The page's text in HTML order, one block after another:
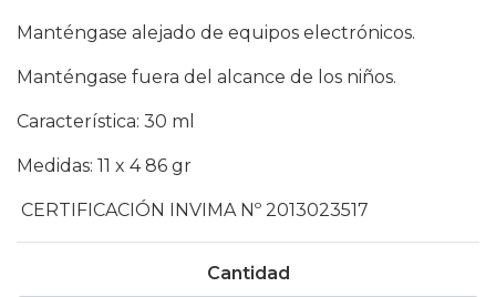
Manténgase alejado de equipos electrónicos.
Manténgase fuera del alcance de los niños.
Característica: 30 ml
Medidas: 11 x 4 86 gr
CERTIFICACIÓN INVIMA Nº 2013023517
Cantidad